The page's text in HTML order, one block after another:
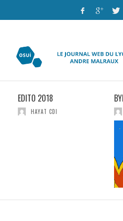
EDITO 2018
HAYAT CDI